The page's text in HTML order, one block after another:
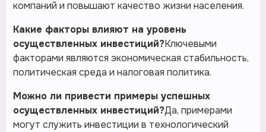
компаний и повышают качество жизни населения.
Какие факторы влияют на уровень
осуществленных инвестиций?Ключевыми
факторами являются экономическая стабильность,
политическая среда и налоговая политика.
Можно ли привести примеры успешных
осуществленных инвестиций?Да, примерами
могут служить инвестиции в технологический